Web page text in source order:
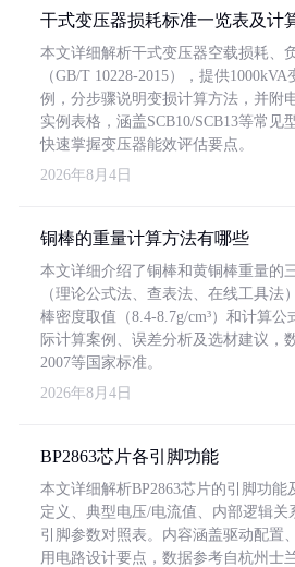
干式变压器损耗标准一览表及计
本文详细解析干式变压器空载损耗、
（GB/T 10228-2015），提供
例，分步骤说明变损计算方法，并附
实例表格，涵盖SCB10/SCB13等常见
快速掌握变压器能效评估要点。
2026年8月4日
铜棒的重量计算方法有哪些
本文详细介绍了铜棒和黄铜棒重量的
（理论公式法、查表法、在线工具法
棒密度取值（8.4-8.7g/cm³）和计算
际计算案例、误差分析及选材建议，
2007等国家标准。
2026年8月4日
BP2863芯片各引脚功能
本文详细解析BP2863芯片的引脚功能
定义、典型电压/电流值、内部逻辑关
引脚参数对照表。内容涵盖驱动配置
用电路设计要点，数据参考自杭州士